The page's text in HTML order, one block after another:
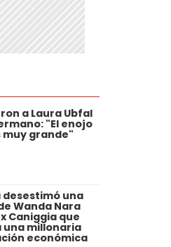
a Laura Ubfal
"El enojo
muy grande"
desestimó una
Wanda Nara
Caniggia que
una millonaria
económica